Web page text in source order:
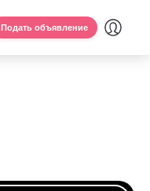
Подать объявление